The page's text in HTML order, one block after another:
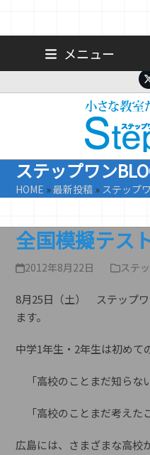
メニュー
ステップワン
HOME »最新投稿 » ステップ
全国模擬テス
2012年8月22日 ステ
8月25日（土） ステップ
ます。
中学1年生・2年生は初めて
「高校のことまだ知らな
「高校のことまだ考えた
広島には、さまざまな高校